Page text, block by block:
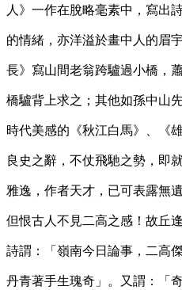
人》一作在脫略毫素中，寫出
的情緒，亦洋溢於畫中人的眉
長》寫山間老翁跨驢過小橋，
橋驢背上求之；其他如孫中山
時代美感的《秋江白馬》、《
良史之辭，不仗飛馳之勢，即
雅逸，作者天才，已可表露無
但恨古人不見二高之感！故丘
詩謂：「嶺南今日論事，二高
丹青著手生瑰奇」。又謂：「